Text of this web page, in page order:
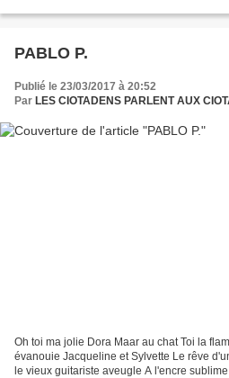
PABLO P.
Publié le 23/03/2017 à 20:52
Par LES CIOTADENS PARLENT AUX
Oh toi ma jolie Dora Maar au chat Toi la
évanouie Jacqueline et Sylvette Le rêve
le vieux guitariste aveugle A l'encre